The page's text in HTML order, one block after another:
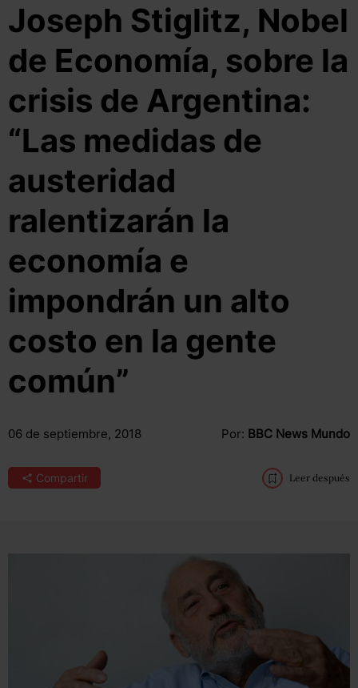
Joseph Stiglitz, Nobel
de Economía, sobre la
crisis de Argentina:
“Las medidas de
austeridad
ralentizarán la
economía e
impondrán un alto
costo en la gente
común”
06 de septiembre, 2018 Por: BBC News Mundo
Compartir Leer después